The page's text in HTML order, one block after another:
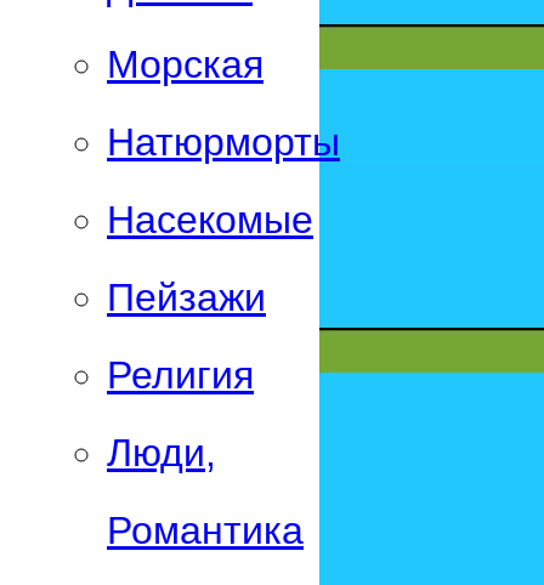
Морская
Натюрморты
Насекомые
Пейзажи
Религия
Люди,
Романтика